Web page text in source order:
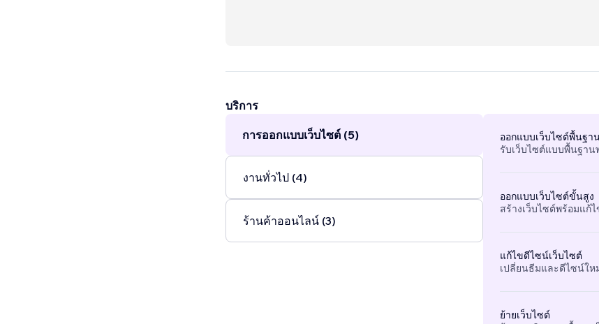
บริการ
การออกแบบเว็บไซต์ (5)
งานทั่วไป (4)
ร้านค้าออนไลน์ (3)
ออกแบบเว็บไซต์พื้นฐา
รับเว็บไซต์แบบพื้นฐาน
ออกแบบเว็บไซต์ขั้นสูง
สร้างเว็บไซต์พร้อมแก้
แก้ไขดีไซน์เว็บไซต์
เปลี่ยนธีมและดีไซน์ให
ย้ายเว็บไซต์